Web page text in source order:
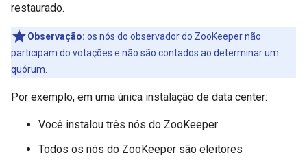
restaurado.
Observação: os nós do observador do ZooKeeper não
participam do votações e não são contados ao determinar um
quórum.
Por exemplo, em uma única instalação de data center:
Você instalou três nós do ZooKeeper
Todos os nós do ZooKeeper são eleitores